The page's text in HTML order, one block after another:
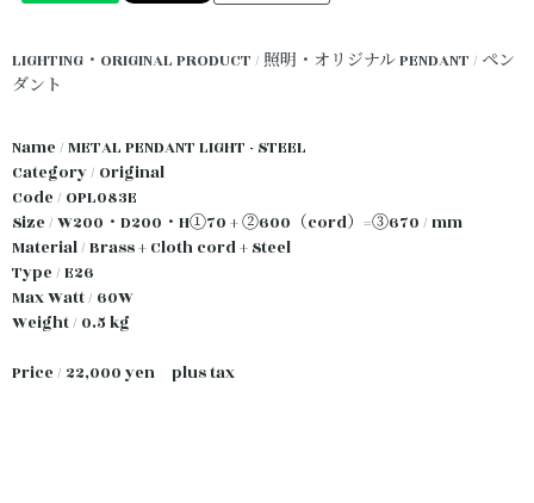
LIGHTING・ORIGINAL PRODUCT / 照明・オリジナルPENDANT / ペン
ダント
Name / METAL PENDANT LIGHT - STEEL
Category / Original
Code / OPL083E
Size / W200・D200・H①70 + ②600（cord）=③670 / mm
Material / Brass + Cloth cord + Steel
Type / E26
Max Watt / 60W
Weight / 0.5 kg
Price / 22,000 yen plus tax